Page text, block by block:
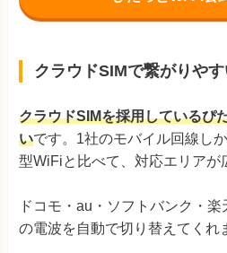
クラウドSIMで繋がりや
クラウドSIMを採用しているぴ
いです。1社のモバイル回線し
型WiFiと比べて、対応エリアが
ドコモ・au・ソフトバンク・
の電波を自動で切り替えてくれ